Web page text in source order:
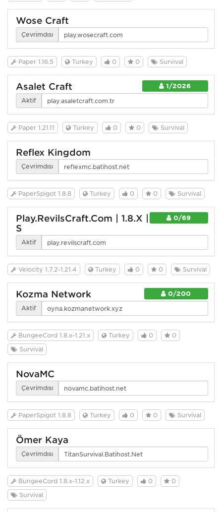
Wose Craft
Çevrimdışı
Paper 1.16.5 Turkey 0 0 Survival
1/2026
Asalet Craft
Aktif
Paper 1.21.11 Turkey 0 0 Survival
Reflex Kingdom
Çevrimdışı
PaperSpigot 1.8.8 Turkey 0 0 Survival
0/69
Play.RevilsCraft.Com | 1.8.X |
S
Aktif
Velocity 1.7.2-1.21.4 Turkey 0 0 Survival
0/200
Kozma Network
Aktif
BungeeCord 1.8.x-1.21.x Turkey 0
0
Survival
NovaMC
Çevrimdışı
PaperSpigot 1.8.8 Turkey 0 0 Survival
Ömer Kaya
Çevrimdışı
BungeeCord 1.8.x-1.12.x Turkey 0
0
Survival